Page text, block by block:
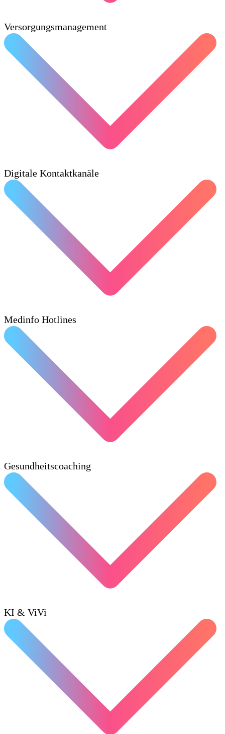
Versorgungsmanagement
Digitale Kontaktkanäle
Medinfo Hotlines
Gesundheitscoaching
KI & ViVi